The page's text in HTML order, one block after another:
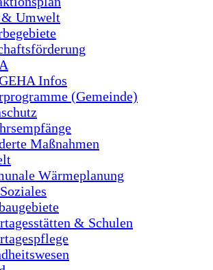
Umwelt
Infos
(Gemeinde)
Maßnahmen
Wärmeplanung
& Schulen